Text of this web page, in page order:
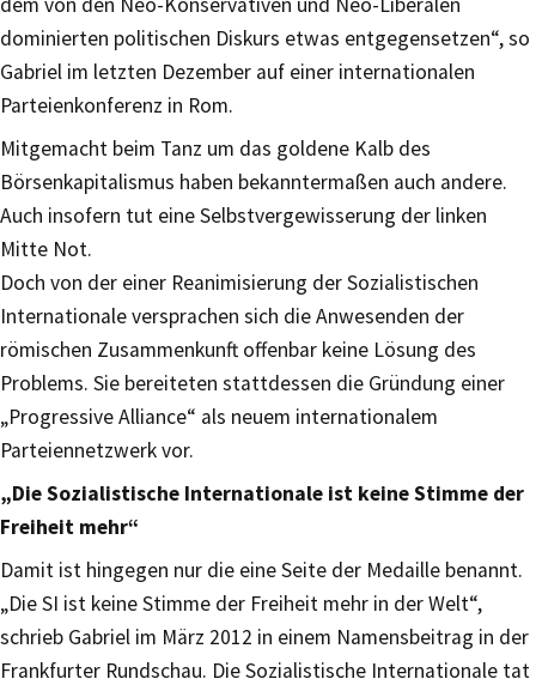
dominierten politischen Diskurs etwas entgegensetzen“, so
Gabriel im letzten Dezember auf einer internationalen
Parteienkonferenz in Rom.
Mitgemacht beim Tanz um das goldene Kalb des
Börsenkapitalismus haben bekanntermaßen auch andere.
Auch insofern tut eine Selbstvergewisserung der linken
Mitte Not.
Doch von der einer Reanimisierung der Sozialistischen
Internationale versprachen sich die Anwesenden der
römischen Zusammenkunft offenbar keine Lösung des
Problems. Sie bereiteten stattdessen die Gründung einer
„Progressive Alliance“ als neuem internationalem
Parteiennetzwerk vor.
„Die Sozialistische Internationale ist keine Stimme der
Freiheit mehr“
Damit ist hingegen nur die eine Seite der Medaille benannt.
„Die SI ist keine Stimme der Freiheit mehr in der Welt“,
schrieb Gabriel im März 2012 in einem Namensbeitrag in der
Frankfurter Rundschau. Die Sozialistische Internationale tat